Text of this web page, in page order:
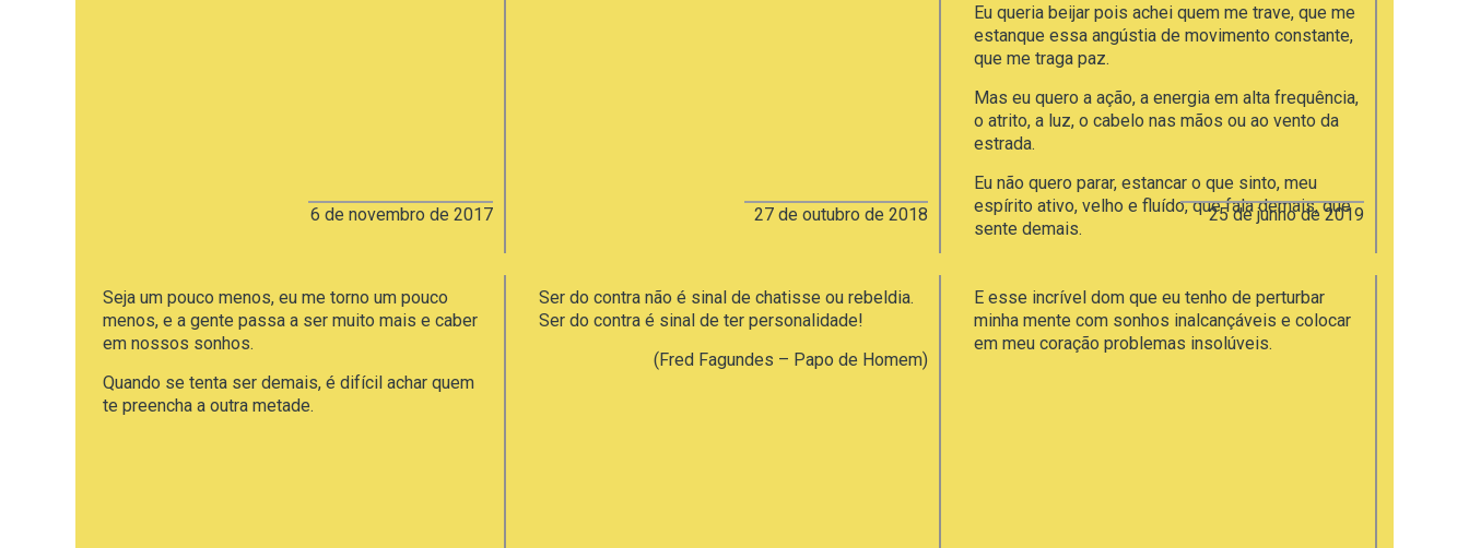
6 de novembro de 2017 27 de outubro de 2018
Eu queria beijar pois achei quem me trave, que me
estanque essa angústia de movimento constante,
que me traga paz.
Mas eu quero a ação, a energia em alta frequência,
o atrito, a luz, o cabelo nas mãos ou ao vento da
estrada.
Eu não quero parar, estancar o que sinto, meu
espírito ativo, velho e fluído, que fala demais, que
sente demais.
prazer constante, do sorriso no rosto, do voar sem
chão.
Eu achei a resposta. Eu não quero beijar. Eu quero
25 de junho de 2019
Seja um pouco menos, eu metorno um pouco
menos, e a gente passa a ser muito mais e caber
em nossos sonhos.
Quando se tenta ser demais, é difícil achar quem
te preencha a outra metade.
Ser do contra não é sinal de chatisse ou rebeldia.
Ser do contra é sinal de ter personalidade!
(Fred Fagundes – Papo de Homem)
E esse incrível dom que eu tenho de perturbar
minha mente com sonhos inalcançáveis e colocar
em meu coração problemas insolúveis.